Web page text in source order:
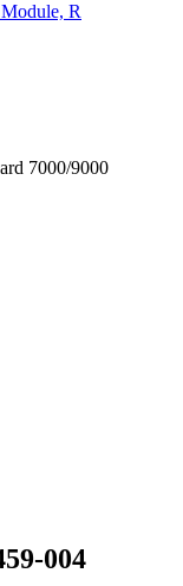
7000/9000
004